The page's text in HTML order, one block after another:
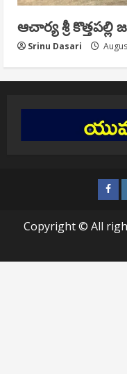
ఆచార్య శ్రీ
Srinu Dasari
Copyright © All